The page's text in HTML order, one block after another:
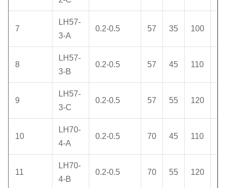
7
LH57-
3-A
0.2-0.5 57 35 100
8
LH57-
3-B
0.2-0.5 57 45 110
9
LH57-
3-C
0.2-0.5 57 55 120
10
LH70-
4-A
0.2-0.5 70 45 110
11
LH70-
4-B
0.2-0.5 70 55 120